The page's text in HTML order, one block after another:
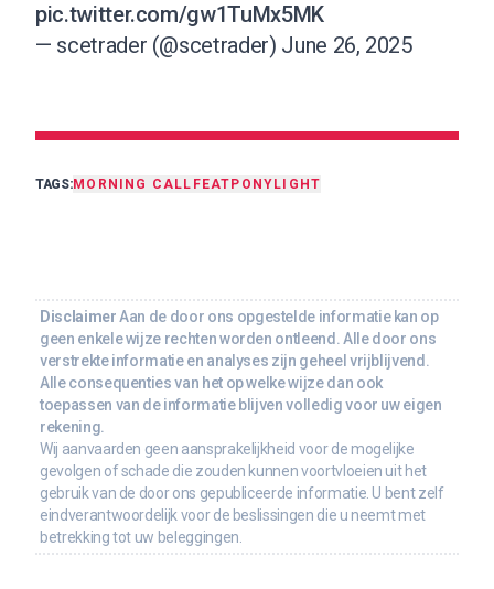
pic.twitter.com/gw1TuMx5MK
— scetrader (@scetrader) June 26, 2025
TAGS:MORNING CALL FEATPONYLIGHT
Disclaimer Aan de door ons opgestelde informatie kan op
geen enkele wijze rechten worden ontleend. Alle door ons
verstrekte informatie en analyses zijn geheel vrijblijvend.
Alle consequenties van het op welke wijze dan ook
toepassen van de informatie blijven volledig voor uw eigen
rekening.
Wij aanvaarden geen aansprakelijkheid voor de mogelijke
gevolgen of schade die zouden kunnen voortvloeien uit het
gebruik van de door ons gepubliceerde informatie. U bent zelf
eindverantwoordelijk voor de beslissingen die u neemt met
betrekking tot uw beleggingen.